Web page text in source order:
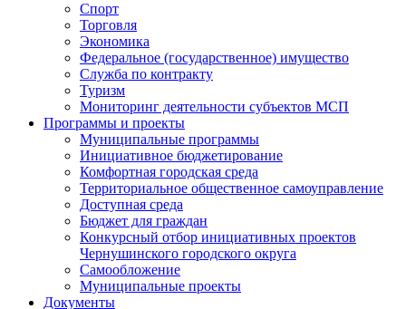
Спорт
Торговля
Экономика
Федеральное (государственное) имущество
Служба по контракту
Туризм
Мониторинг деятельности субъектов МСП
Программы и проекты
Муниципальные программы
Инициативное бюджетирование
Комфортная городская среда
Территориальное общественное самоуправление
Доступная среда
Бюджет для граждан
Конкурсный отбор инициативных проектов
Чернушинского городского округа
Самообложение
Муниципальные проекты
Документы